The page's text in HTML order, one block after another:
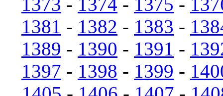
1381 - 1382 - 1383 -
1389 - 1390 - 1391 -
1397 - 1398 - 1399 -